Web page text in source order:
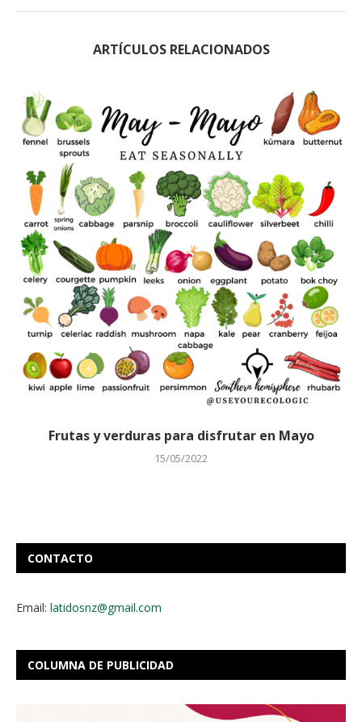
ARTÍCULOS RELACIONADOS
Frutas y verduras para disfrutar en Mayo
15/05/2022
CONTACTO
Email: latidosnz@gmail.com
COLUMNA DE PUBLICIDAD